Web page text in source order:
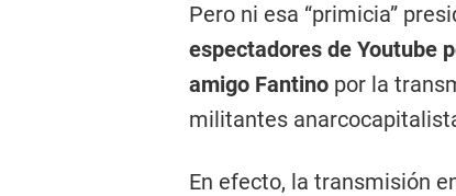
Pero ni esa “primicia”
espectadores de Youtube
amigo Fantino por la
militantes
En efecto, la transmisión